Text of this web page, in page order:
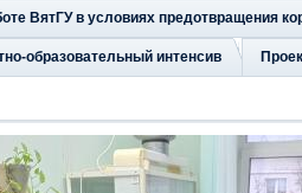
ВятГУ в условиях предотвращения
образовательный интенсив